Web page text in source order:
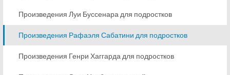
Произведения Луи Буссенара для подростков
Произведения Рафаэля Сабатини для подростков
Произведения Генри Хаггарда для подростков